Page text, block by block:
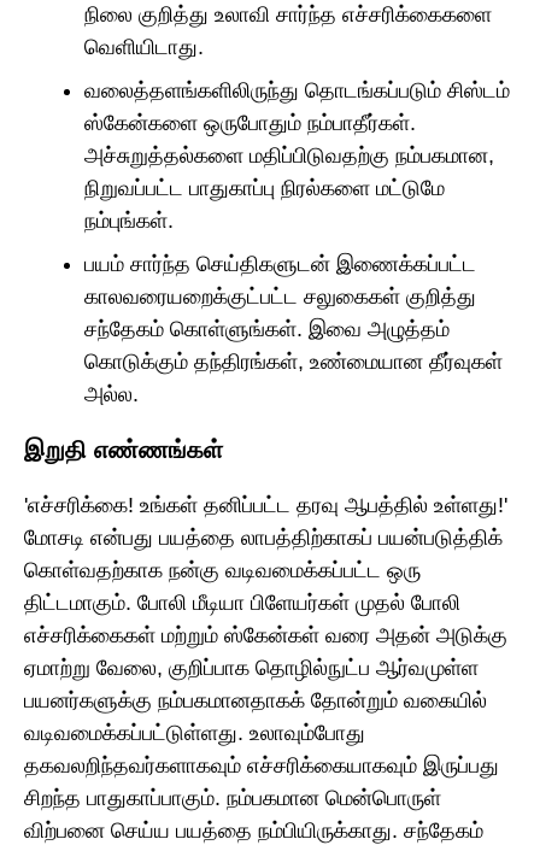
நிலை குறித்து உலாவி சார்ந்த எச்சரிக்கைகளை
வெளியிடாது.
வலைத்தளங்களிலிருந்து தொடங்கப்படும் சிஸ்டம்
ஸ்கேன்களை ஒருபோதும் நம்பாதீர்கள்.
அச்சுறுத்தல்களை மதிப்பிடுவதற்கு நம்பகமான,
நிறுவப்பட்ட பாதுகாப்பு நிரல்களை மட்டுமே
நம்புங்கள்.
பயம் சார்ந்த செய்திகளுடன் இணைக்கப்பட்ட
காலவரையறைக்குட்பட்ட சலுகைகள் குறித்து
சந்தேகம் கொள்ளுங்கள். இவை அழுத்தம்
கொடுக்கும் தந்திரங்கள், உண்மையான தீர்வுகள்
அல்ல.
இறுதி எண்ணங்கள்
'எச்சரிக்கை! உங்கள் தனிப்பட்ட தரவு ஆபத்தில் உள்ளது!'
மோசடி என்பது பயத்தை லாபத்திற்காகப் பயன்படுத்திக்
கொள்வதற்காக நன்கு வடிவமைக்கப்பட்ட ஒரு
திட்டமாகும். போலி மீடியா பிளேயர்கள் முதல் போலி
எச்சரிக்கைகள் மற்றும் ஸ்கேன்கள் வரை அதன் அடுக்கு
ஏமாற்று வேலை, குறிப்பாக தொழில்நுட்ப ஆர்வமுள்ள
பயனர்களுக்கு நம்பகமானதாகக் தோன்றும் வகையில்
வடிவமைக்கப்பட்டுள்ளது. உலாவும்போது
தகவலறிந்தவர்களாகவும் எச்சரிக்கையாகவும் இருப்பது
சிறந்த பாதுகாப்பாகும். நம்பகமான மென்பொருள்
விற்பனை செய்ய பயத்தை நம்பியிருக்காது. சந்தேகம்